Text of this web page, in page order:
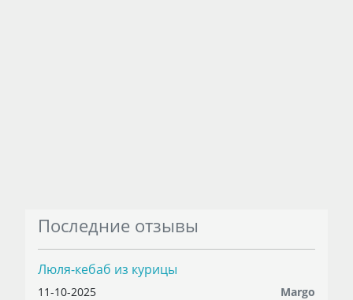
Последние отзывы
Люля-кебаб из курицы
11-10-2025
Margo